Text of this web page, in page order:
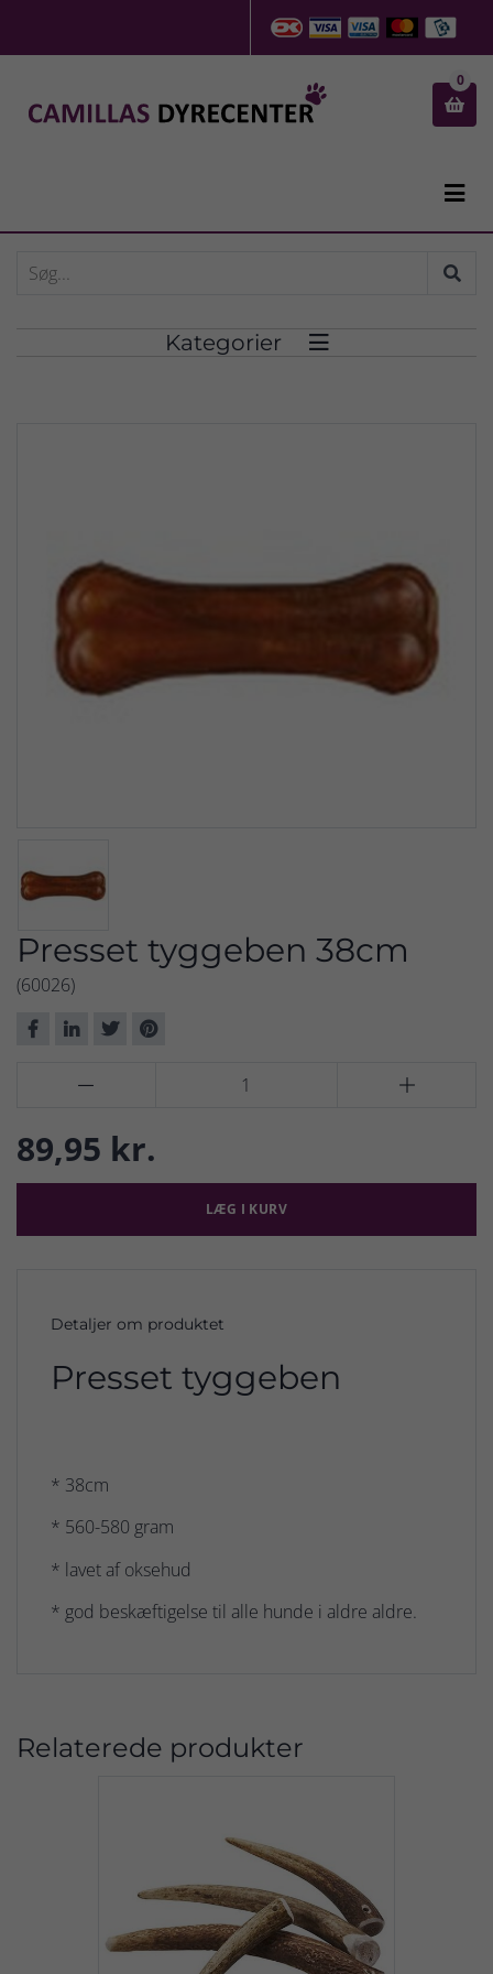

0

Kategorier 
Presset tyggeben 38cm
(60026)
 
89,95 kr.
LÆG I KURV
Detaljer om produktet
Presset tyggeben
* 38cm
* 560-580 gram
* lavet af oksehud
* god beskæftigelse til alle hunde i aldre aldre.
Relaterede produkter